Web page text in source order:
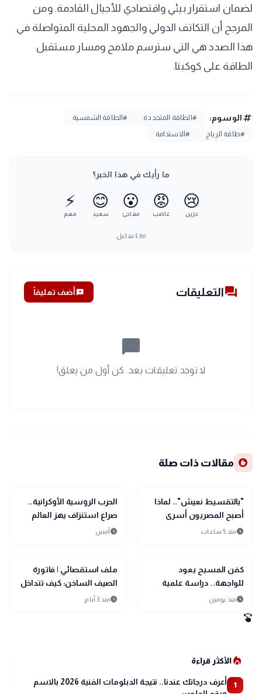
لضمان استقرار بيئي واقتصادي للأجيال القادمة. ومن
المرجح أن التكاتف الدولي والجهود المحلية المتواصلة في
هذا الصدد هي التي سترسم ملامح ومسار مستقبل
الطاقة على كوكبنا.
tagالوسوم: #الطاقة المتجددة
#الطاقة الشمسية
#طاقة الرياح
#الاستدامة
ما رأيك في هذا الخبر؟
😢
حزين
😡
غاضب
😮
مفاجئ
😊
سعيد
⚡
مهم
٤٨٥ تفاعل
forumالتعليقات add_commentأضف تعليقاً
chat_bubble_outline
لا توجد تعليقات بعد. كن أول من يعلق!
recommend مقالات ذات صلة
search
تحقيقات وتقارير
"بالتقسيط نعيش".. لماذا
أصبح المصريون أسرى
للأقساط والديون؟
scheduleمنذ 5 ساعات
search
تحقيقات وتقارير
الحرب الروسية الأوكرانية..
صراع استنزاف يهز العالم
ويعقد فرص السلام
scheduleأمس
search
تحقيقات وتقارير
كفن المسيح يعود
للواجهة.. دراسة علمية
جديدة تعيد فتح باب النقاش
scheduleمنذ يومين
trending_up
اقتصاد
ملف استقصائي | ​فاتورة
الصيف الساخن: كيف تتداخل
معادلة الغاز وديون الكهرباء
scheduleمنذ 3 أيام
swipe
local_fire_departmentالأكثر قراءة
1
أعرف درجاتك عندنا.. نتيجة الدبلومات الفنية 2026 بالاسم